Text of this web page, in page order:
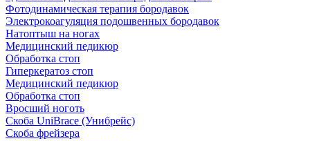
Фотодинамическая терапия бородавок
Электрокоагуляция подошвенных бородавок
Натоптыш на ногах
Медицинский педикюр
Обработка стоп
Гиперкератоз стоп
Медицинский педикюр
Обработка стоп
Вросший ноготь
Скоба UniBrace (Унибрейс)
Скоба фрейзера